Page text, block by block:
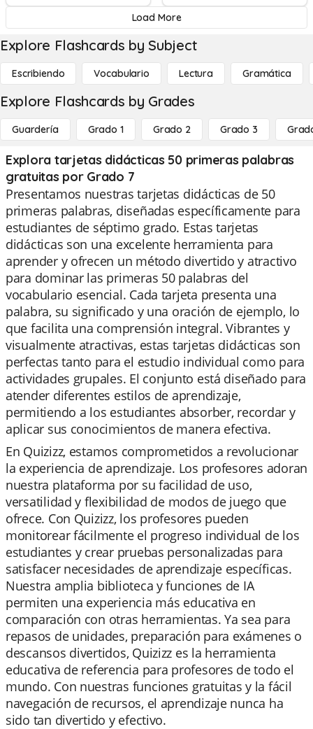
Load More
Explore Flashcards by Subject
Escribiendo Vocabulario Lectura Gramática
Explore Flashcards by Grades
Guardería Grado 1 Grado 2 Grado 3
Explora tarjetas didácticas 50 primeras palabras
gratuitas por Grado 7
Presentamos nuestras tarjetas didácticas de 50
primeras palabras, diseñadas específicamente para
estudiantes de séptimo grado. Estas tarjetas
didácticas son una excelente herramienta para
aprender y ofrecen un método divertido y atractivo
para dominar las primeras 50 palabras del
vocabulario esencial. Cada tarjeta presenta una
palabra, su significado y una oración de ejemplo, lo
que facilita una comprensión integral. Vibrantes y
visualmente atractivas, estas tarjetas didácticas son
perfectas tanto para el estudio individual como para
actividades grupales. El conjunto está diseñado para
atender diferentes estilos de aprendizaje,
permitiendo a los estudiantes absorber, recordar y
aplicar sus conocimientos de manera efectiva.
En Quizizz, estamos comprometidos a revolucionar
la experiencia de aprendizaje. Los profesores adoran
nuestra plataforma por su facilidad de uso,
versatilidad y flexibilidad de modos de juego que
ofrece. Con Quizizz, los profesores pueden
monitorear fácilmente el progreso individual de los
estudiantes y crear pruebas personalizadas para
satisfacer necesidades de aprendizaje específicas.
Nuestra amplia biblioteca y funciones de IA
permiten una experiencia más educativa en
comparación con otras herramientas. Ya sea para
repasos de unidades, preparación para exámenes o
descansos divertidos, Quizizz es la herramienta
educativa de referencia para profesores de todo el
mundo. Con nuestras funciones gratuitas y la fácil
navegación de recursos, el aprendizaje nunca ha
sido tan divertido y efectivo.